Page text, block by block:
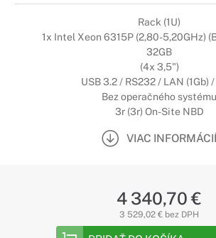
Rack (1U)
1x Intel Xeon 6315P (2,80-5,20GHz)
32GB
(4x 3,5")
USB 3.2 / RS232 / LAN (1Gb) /
Bez operačného systému
3r (3r) On-Site NBD
VIAC INFORMÁCIÍ
4 340,70 €
3 529,02 € bez DPH